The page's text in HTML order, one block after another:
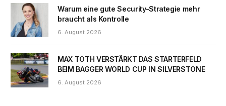
Warum eine gute Security-Strategie mehr
braucht als Kontrolle
6. August 2026
MAX TOTH VERSTÄRKT DAS STARTERFELD
BEIM BAGGER WORLD CUP IN SILVERSTONE
6. August 2026